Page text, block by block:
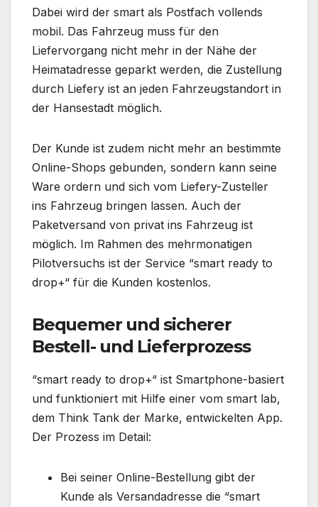
Dabei wird der smart als Postfach vollends
mobil. Das Fahrzeug muss für den
Liefervorgang nicht mehr in der Nähe der
Heimatadresse geparkt werden, die Zustellung
durch Liefery ist an jeden Fahrzeugstandort in
der Hansestadt möglich.
Der Kunde ist zudem nicht mehr an bestimmte
Online-Shops gebunden, sondern kann seine
Ware ordern und sich vom Liefery-Zusteller
ins Fahrzeug bringen lassen. Auch der
Paketversand von privat ins Fahrzeug ist
möglich. Im Rahmen des mehrmonatigen
Pilotversuchs ist der Service “smart ready to
drop+“ für die Kunden kostenlos.
Bequemer und sicherer
Bestell- und Lieferprozess
“smart ready to drop+“ ist Smartphone-basiert
und funktioniert mit Hilfe einer vom smart lab,
dem Think Tank der Marke, entwickelten App.
Der Prozess im Detail:
Bei seiner Online-Bestellung gibt der
Kunde als Versandadresse die “smart